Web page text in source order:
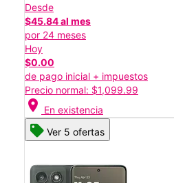
Desde
$45.84 al mes
por 24 meses
Hoy
$0.00
de pago inicial + impuestos
Precio normal: $1,099.99
location_on En existencia
Ver 5 ofertas